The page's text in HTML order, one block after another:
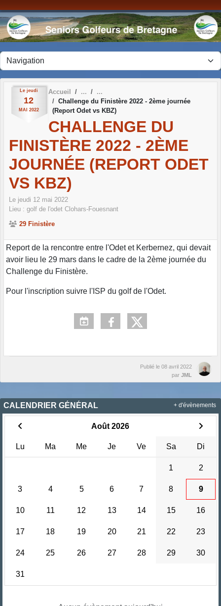
Le jeudi
12
MAI 2022
Accueil
Challenge du Finistère 2022 - 2ème journée
(Report Odet vs KBZ)
CHALLENGE DU
FINISTÈRE 2022 - 2ÈME
JOURNÉE (REPORT ODET
VS KBZ)
Le jeudi 12 mai 2022
Lieu : golf de l'odet Clohars-Fouesnant
29 Finistère
Report de la rencontre entre l'Odet et Kerbernez, qui devait
avoir lieu le 29 mars dans le cadre de la 2ème journée du
Challenge du Finistère.
Pour l'inscription suivre l'ISP du golf de l'Odet.
Publié le 08 avril 2022
par JML
CALENDRIER GÉNÉRAL
Août 2026
Lu Ma Me Je Ve Sa Di
1 2
3 4 5 6 7 8 9
10 11 12 13 14 15 16
17 18 19 20 21 22 23
24 25 26 27 28 29 30
31
+ d'évènements